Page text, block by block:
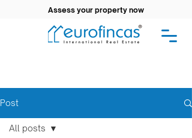
Assess your property now
Post
All posts